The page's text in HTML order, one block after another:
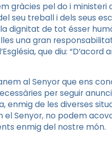
gràcies pel do i ministeri
seu treball i dels seus
dignitat de tot ésser
una gran
que diu: “D’acord
al Senyor que ens
per seguir
enmig de les diverses
el Senyor, no podem
enmig del nostre món.